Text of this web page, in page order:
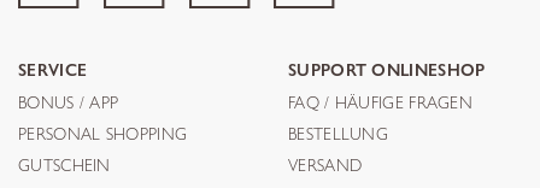
SERVICE
BONUS / APP
PERSONAL SHOPPING
GUTSCHEIN
SUPPORT ONLINESHOP
FAQ / HÄUFIGE FRAGEN
BESTELLUNG
VERSAND